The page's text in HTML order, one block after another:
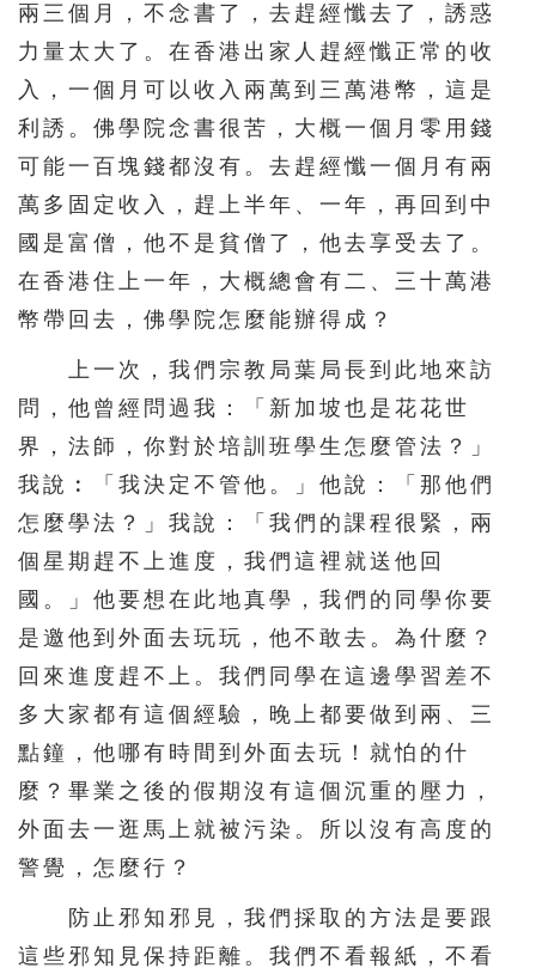
兩三個月，不念書了，去趕經懺去了，誘惑
力量太大了。在香港出家人趕經懺正常的收
入，一個月可以收入兩萬到三萬港幣，這是
利誘。佛學院念書很苦，大概一個月零用錢
可能一百塊錢都沒有。去趕經懺一個月有兩
萬多固定收入，趕上半年、一年，再回到中
國是富僧，他不是貧僧了，他去享受去了。
在香港住上一年，大概總會有二、三十萬港
幣帶回去，佛學院怎麼能辦得成？
上一次，我們宗教局葉局長到此地來訪
問，他曾經問過我：「新加坡也是花花世
界，法師，你對於培訓班學生怎麼管法？」
我說︰「我決定不管他。」他說：「那他們
怎麼學法？」我說：「我們的課程很緊，兩
個星期趕不上進度，我們這裡就送他回
國。」他要想在此地真學，我們的同學你要
是邀他到外面去玩玩，他不敢去。為什麼？
回來進度趕不上。我們同學在這邊學習差不
多大家都有這個經驗，晚上都要做到兩、三
點鐘，他哪有時間到外面去玩！就怕的什
麼？畢業之後的假期沒有這個沉重的壓力，
外面去一逛馬上就被污染。所以沒有高度的
警覺，怎麼行？
防止邪知邪見，我們採取的方法是要跟
這些邪知見保持距離。我們不看報紙，不看